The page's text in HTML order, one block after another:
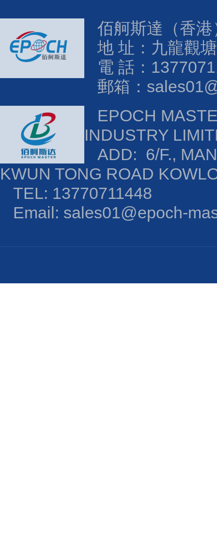
佰舸斯達（香
地 址：九龍觀
電 話：
郵箱：
EPOCH
INDUSTRY
ADD: 6/F.,
KWUN TONG ROAD
TEL: 13770711448
Email: sales01@epoch-